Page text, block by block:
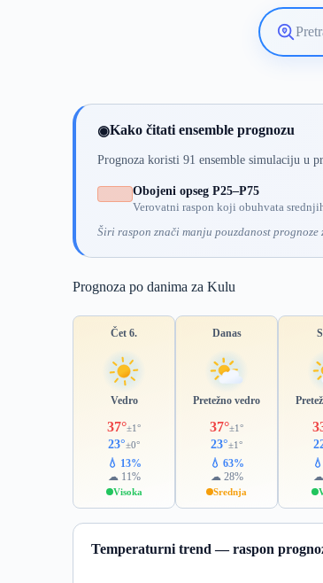
lokaciju
◉Kako čitati ensemble prognozu
Prognoza koristi 91 ensemble simulaciju u
Obojeni opseg P25–P75
Verovatni raspon koji obuhvata
Širi raspon znači manju pouzdanost prognoze
Prognoza po danima za Kulu
Čet 6.
Vedro
37°±1°
23°±0°
💧 13%
☁ 11%
Visoka
Danas
Pretežno vedro
37°±1°
23°±1°
💧 63%
☁ 28%
Srednja
☁
Temperaturni trend — raspon